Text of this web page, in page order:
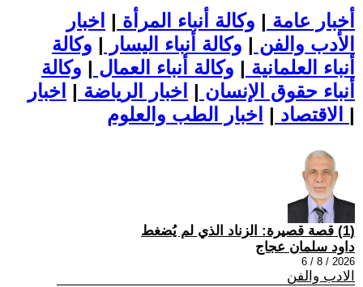
أخبار عامة | وكالة أنباء المرأة | اخبار
الأدب والفن | وكالة أنباء اليسار | وكالة
أنباء العلمانية | وكالة أنباء العمال | وكالة
أنباء حقوق الإنسان | اخبار الرياضة | اخبار
الاقتصاد | |
(1) قصة قصيرة: الزناد الذي لم يُضغط
داود سلمان عجاج
2026 / 8 / 6
الادب والفن